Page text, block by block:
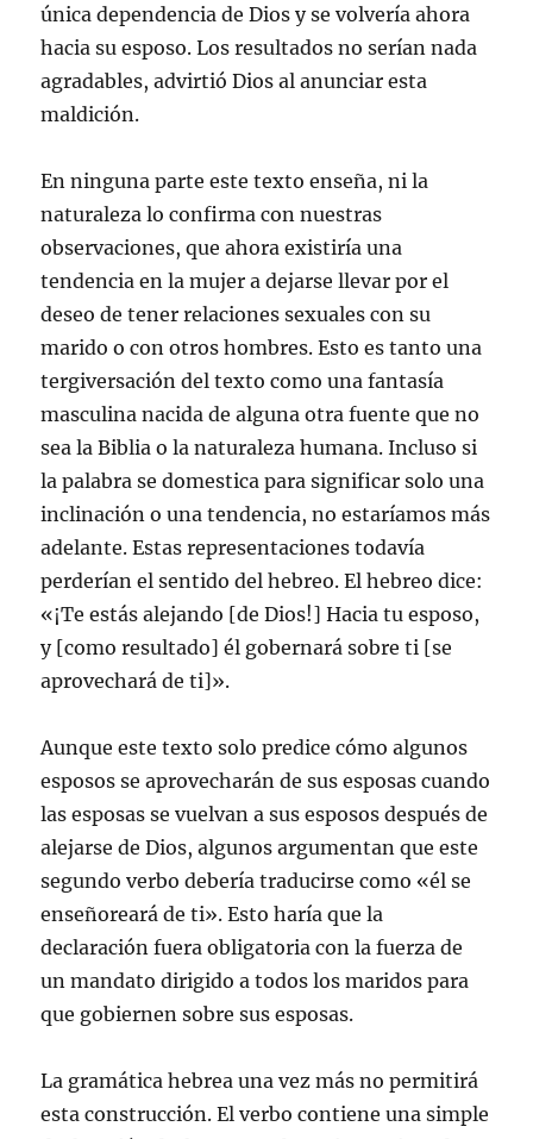
única dependencia de Dios y se volvería ahora
hacia su esposo. Los resultados no serían nada
agradables, advirtió Dios al anunciar esta
maldición.
En ninguna parte este texto enseña, ni la
naturaleza lo confirma con nuestras
observaciones, que ahora existiría una
tendencia en la mujer a dejarse llevar por el
deseo de tener relaciones sexuales con su
marido o con otros hombres. Esto es tanto una
tergiversación del texto como una fantasía
masculina nacida de alguna otra fuente que no
sea la Biblia o la naturaleza humana. Incluso si
la palabra se domestica para significar solo una
inclinación o una tendencia, no estaríamos más
adelante. Estas representaciones todavía
perderían el sentido del hebreo. El hebreo dice:
«¡Te estás alejando [de Dios!] Hacia tu esposo,
y [como resultado] él gobernará sobre ti [se
aprovechará de ti]».
Aunque este texto solo predice cómo algunos
esposos se aprovecharán de sus esposas cuando
las esposas se vuelvan a sus esposos después de
alejarse de Dios, algunos argumentan que este
segundo verbo debería traducirse como «él se
enseñoreará de ti». Esto haría que la
declaración fuera obligatoria con la fuerza de
un mandato dirigido a todos los maridos para
que gobiernen sobre sus esposas.
La gramática hebrea una vez más no permitirá
esta construcción. El verbo contiene una simple